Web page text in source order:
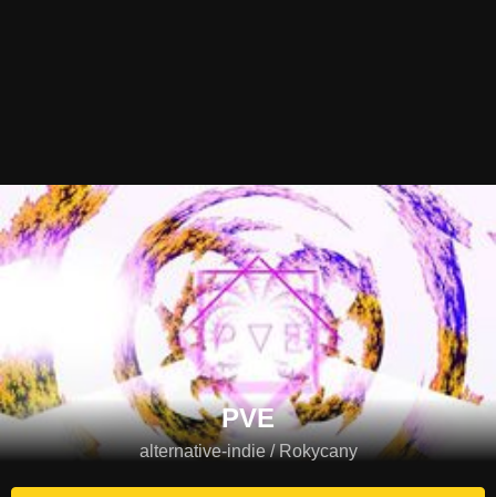
PVE
alternative-indie / Rokycany